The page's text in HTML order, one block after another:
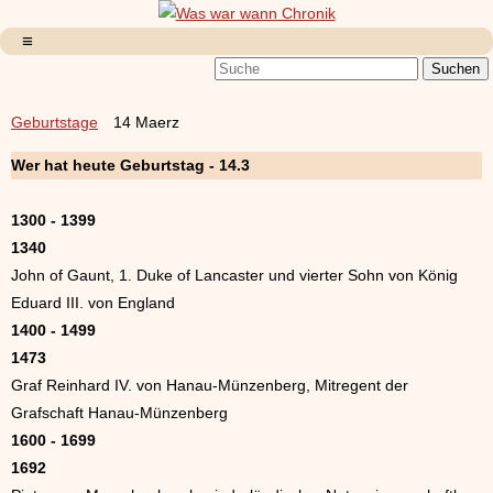
Geburtstage 14 Maerz
Wer hat heute Geburtstag - 14.3
1300 - 1399
1340
John of Gaunt, 1. Duke of Lancaster und vierter Sohn von König
Eduard III. von England
1400 - 1499
1473
Graf Reinhard IV. von Hanau-Münzenberg, Mitregent der
Grafschaft Hanau-Münzenberg
1600 - 1699
1692